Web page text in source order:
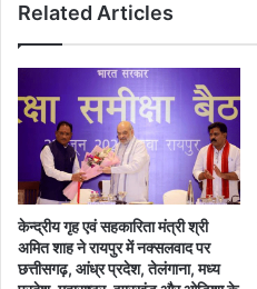
Related Articles
केन्द्रीय गृह एवं सहकारिता मंत्री श्री
अमित शाह ने रायपुर में नक्सलवाद पर
छत्तीसगढ़, आंध्र प्रदेश, तेलंगाना, मध्य